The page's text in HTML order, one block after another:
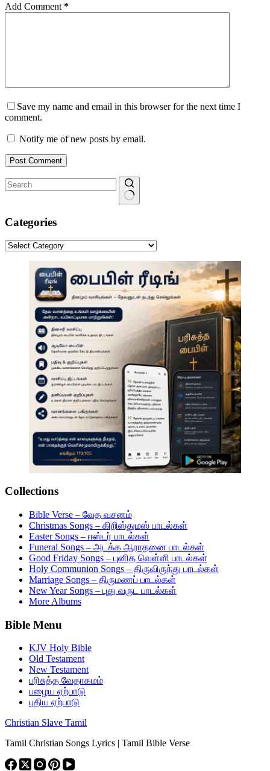
Add Comment *
Save my name and email in this browser for the next time I
comment.
Notify me of new posts by email.
Post Comment
results
Categories
Categories
Collections
Bible Verse – வேத வசனம்
Christmas Songs – கிறிஸ்துமஸ் பாடல்கள்
Easter Songs – ஈஸ்டர் பாடல்கள்
Funeral Songs – அடக்க ஆராதனை பாடல்கள்
Good Friday Songs – புனித வெள்ளி பாடல்கள்
Holy Communion Songs – திருவிருந்து பாடல்கள்
Marriage Songs – திருமணப் பாடல்கள்
New Year Songs – புது வருட பாடல்கள்
More Albums
Bible Menu
KJV Holy Bible
Old Testament
New Testament
பரிசுத்த வேதாகமம்
பழைய ஏற்பாடு
புதிய ஏற்பாடு
Christian Slave Tamil
Tamil Christian Songs Lyrics | Tamil Bible Verse